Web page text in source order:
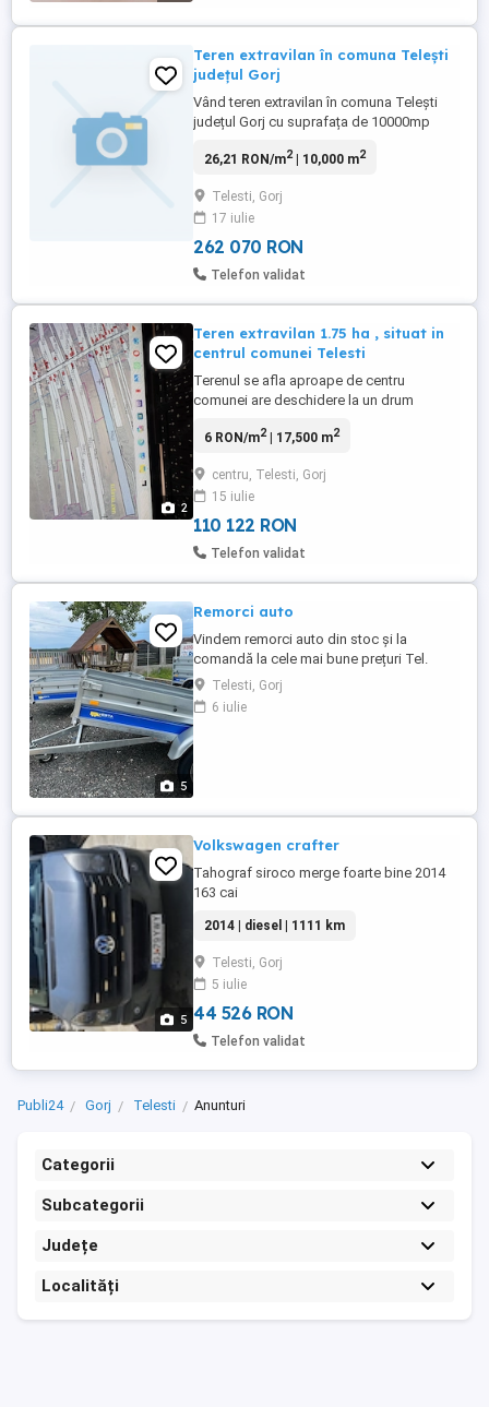
Teren extravilan în comuna Telești
județul Gorj
Vând teren extravilan în comuna Telești
județul Gorj cu suprafața de 10000mp
potențialul pentru fonduri europene, pe el
pentru apă de irigat!
26,21 RON/m2| 10,000 m2
Telesti, Gorj
17 iulie
262 070 RON
Telefon validat
2
Teren extravilan 1.75 ha , situat in
centrul comunei Telesti
Terenul se afla aproape de centru
comunei are deschidere la un drum
ha extravilan . Face parte din CF 37926
6 RON/m2| 17,500 m2
centru, Telesti, Gorj
15 iulie
110 122 RON
Telefon validat
5
Remorci auto
Vindem remorci auto din stoc și la
comandă la cele mai bune prețuri Tel.
Telesti, Gorj
6 iulie
5
Volkswagen crafter
Tahograf siroco merge foarte bine 2014
163 cai
2014 | diesel | 1111 km
Telesti, Gorj
5 iulie
44 526 RON
Telefon validat
Publi24 Gorj Telesti Anunturi
Categorii
Subcategorii
Județe
Localități